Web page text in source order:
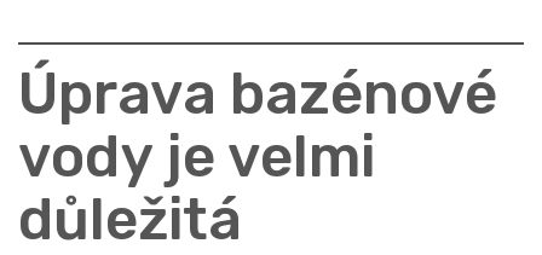
Úprava bazénové
vody je velmi
důležitá